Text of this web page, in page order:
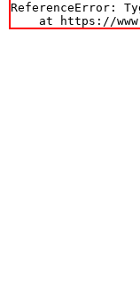
ReferenceError:
at https://